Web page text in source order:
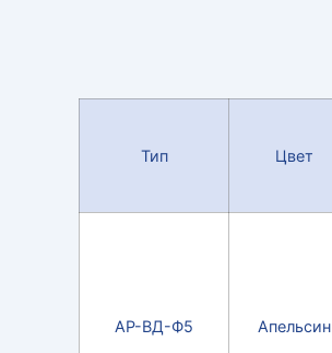
Тип Цвет
АР-ВД-Ф5 Апельсин